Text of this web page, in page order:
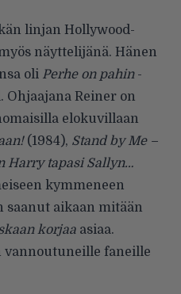
linjan Hollywood-
näyttelijänä. Hänen
oli Perhe on pahin-
Ohjaajana Reiner on
elokuvillaan
(1984), Stand by Me –
Harry tapasi Sallyn…
kymmeneen
saanut aikaan mitään
korjaa asiaa.
vannoutuneille faneille